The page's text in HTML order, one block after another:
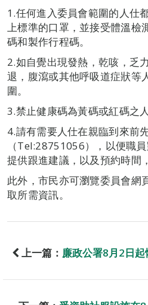
1.任何進入委員會範圍的人仕
上標準的口罩，並接受體溫檢
碼和製作行程碼。
2.如自覺出現發熱，乾咳，乏
退，腹瀉或其他呼吸道症狀等
圍。
3.禁止健康碼為黃碼或紅碼之
4.請有需要人仕在親臨到來前
（Tel:28751056），以便職
提供跟進建議，以及預約時間
此外，市民亦可瀏覽委員會
取所需資訊。
上一篇： 廉政公署8月2日